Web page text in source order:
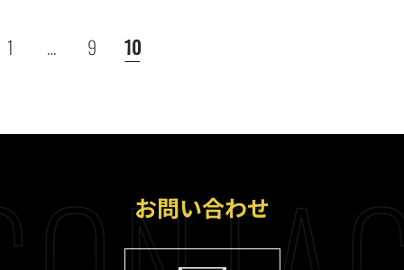
1 … 9 10
お問い合わせ